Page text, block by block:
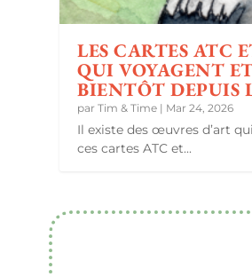
LES CARTES ATC
QUI VOYAGENT
BIENTÔT DEPUIS
parTim & Time | Mar 24, 2026
Il existe des œuvres d’art
ces cartes ATC et...